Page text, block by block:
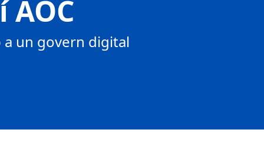
a un govern digital